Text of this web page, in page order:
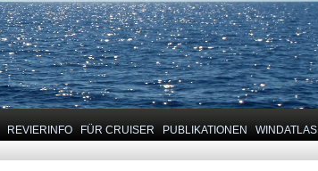
REVIERINFO FÜR CRUISER PUBLIKATIONEN WINDATLAS